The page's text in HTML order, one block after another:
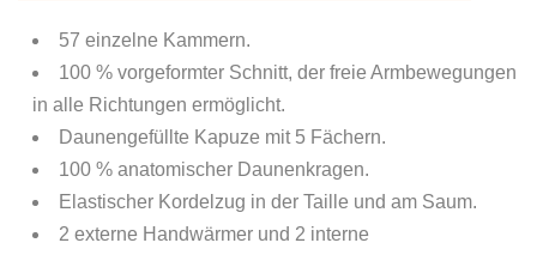
57 einzelne Kammern.
100 % vorgeformter Schnitt, der freie Armbewegungen
in alle Richtungen ermöglicht.
Daunengefüllte Kapuze mit 5 Fächern.
100 % anatomischer Daunenkragen.
Elastischer Kordelzug in der Taille und am Saum.
2 externe Handwärmer und 2 interne